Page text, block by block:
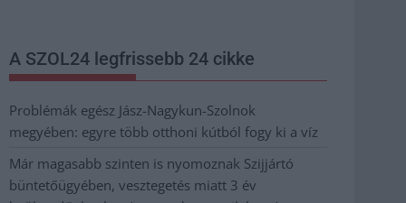
A SZOL24 legfrissebb 24 cikke
Problémák egész Jász-Nagykun-Szolnok
megyében: egyre több otthoni kútból fogy ki a víz
Már magasabb szinten is nyomoznak Szijjártó
büntetőügyében, vesztegetés miatt 3 év